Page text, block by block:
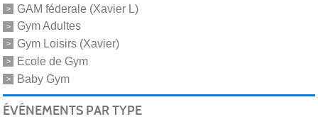
GAM féderale (Xavier L)
Gym Adultes
Gym Loisirs (Xavier)
Ecole de Gym
Baby Gym
ÉVÉNEMENTS PAR TYPE